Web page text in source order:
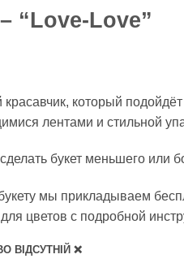
“Love-Love”
который
лентами и стильной
букет меньшего или
мы прикладываем
цветов с подробной
ВІДСУТНІЙ ❌